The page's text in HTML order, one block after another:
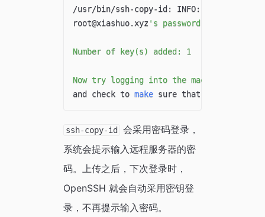
/usr/bin/ssh-copy-id: INFO:
root@xiashuo.xyz 's password:
Number of key(s) added: 1
Now try logging into the machine,
and check to make sure that only the key
ssh-copy-id
会采用密码登录，
系统会提示输入远程服务器的密
码。上传之后，下次登录时，
OpenSSH 就会自动采用密钥登
录，不再提示输入密码。